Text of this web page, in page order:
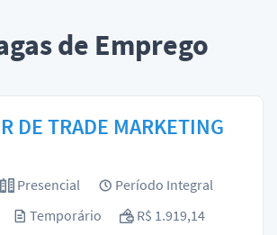
de Emprego
DE TRADE MARKETING
Presencial
Período Integral
Temporário R$ 1.919,14